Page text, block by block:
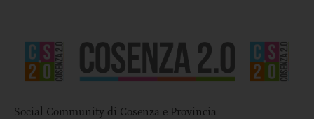
Social Community di Cosenza e Provincia